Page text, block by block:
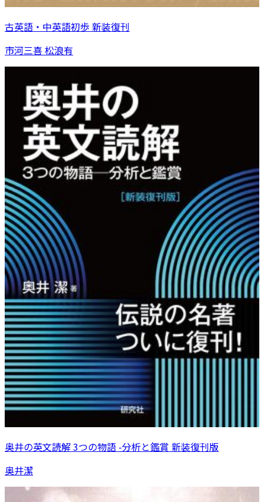
古英語・中英語初歩 新装復刊
市河三喜 松浪有
奥井の英文読解 3つの物語 -分析と鑑賞 新装復刊版
奥井潔